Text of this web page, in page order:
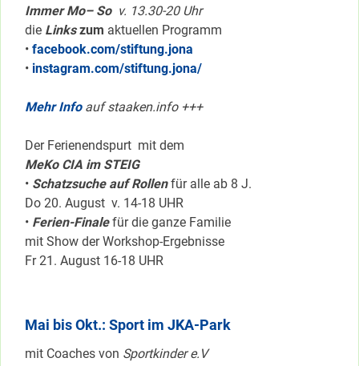
Immer Mo– So v. 13.30-20 Uhr
die Linkszum aktuellen Programm
• facebook.com/stiftung.jona
• instagram.com/stiftung.jona/
Mehr Infoauf staaken.info +++
Der Ferienendspurt mit dem
MeKo CIA im STEIG
• Schatzsuche auf Rollenfür alle ab 8 J.
Do 20. August v. 14-18 UHR
• Ferien-Finalefür die ganze Familie
mit Show der Workshop-Ergebnisse
Fr 21. August 16-18 UHR
Mai bis Okt.: Sport im JKA-Park
mit Coaches von Sportkinder e.V